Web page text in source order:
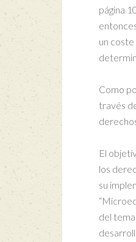
página
un
Como
través
El
los
su
del